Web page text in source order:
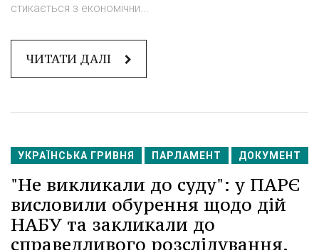
стикається з економічни...
ЧИТАТИ ДАЛІ
УКРАЇНСЬКА ГРИВНЯ ПАРЛАМЕНТ ДОКУМЕНТ
"Не викликали до суду": у ПАРЄ
висловили обурення щодо дій
НАБУ та закликали до
справедливого розслідування.